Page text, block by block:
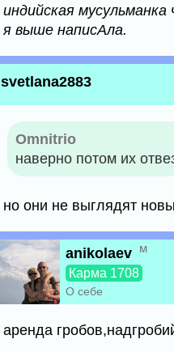
индийская
я выше написАла.
svetlana2883
Omnitrio
наверно потом их
но они не выглядят
anikolaev м
Карма 1708
О себе
аренда